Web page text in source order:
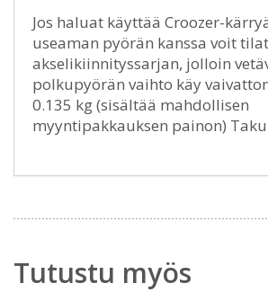
Jos haluat käyttää Croozer-
useaman pyörän kanssa voit
akselikiinnityssarjan, jolloin
polkupyörän vaihto käy
0.135 kg (sisältää mahdollisen
myyntipakkauksen painon)
Tutustu myös